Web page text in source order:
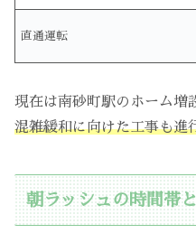
直通運転
現在は南砂町駅のホーム増
混雑緩和に向けた工事も進
朝ラッシュの時間帯